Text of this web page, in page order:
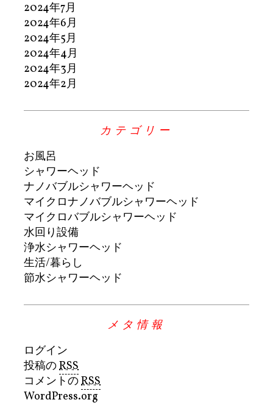
2024年7月
2024年6月
2024年5月
2024年4月
2024年3月
2024年2月
カテゴリー
お風呂
シャワーヘッド
ナノバブルシャワーヘッド
マイクロナノバブルシャワーヘッド
マイクロバブルシャワーヘッド
水回り設備
浄水シャワーヘッド
生活/暮らし
節水シャワーヘッド
メタ情報
ログイン
投稿のRSS
コメントのRSS
WordPress.org